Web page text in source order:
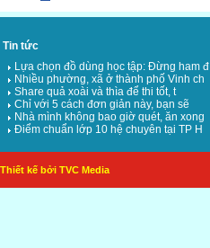
Tin tức
Lựa chọn đồ dùng học tập: Đừng ham đ
Nhiều phường, xã ở thành phố Vinh ch
Share quả xoài và thìa để thi tốt, t
Chỉ với 5 cách đơn giản này, bạn sẽ
Nhà mình không bao giờ quét, ăn xong
Điểm chuẩn lớp 10 hệ chuyên tại TP H
Thiết kế bởi TVC Media